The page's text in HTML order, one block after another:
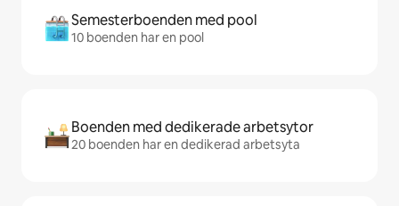
Semesterboenden med pool
10 boenden har en pool
Boenden med dedikerade arbetsytor
20 boenden har en dedikerad arbetsyta